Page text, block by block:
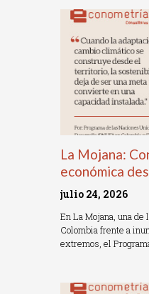
La Mojana:
económica
julio 24, 2026
En La Mojana, una
Colombia frente a
extremos, el